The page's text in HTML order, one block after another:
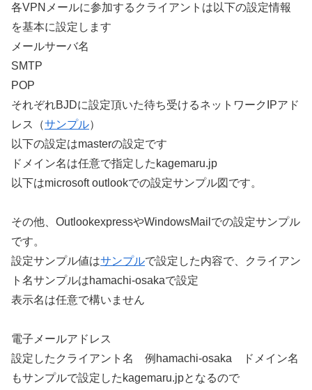
各VPNメールに参加するクライアントは以下の設定情報
を基本に設定します
メールサーバ名
SMTP
POP
それぞれBJDに設定頂いた待ち受けるネットワークIPアド
レス（サンプル）
以下の設定はmasterの設定です
ドメイン名は任意で指定したkagemaru.jp
以下はmicrosoft outlookでの設定サンプル図です。
その他、OutlookexpressやWindowsMailでの設定サンプル
です。
設定サンプル値はサンプルで設定した内容で、クライアン
ト名サンプルはhamachi-osakaで設定
表示名は任意で構いません
電子メールアドレス
設定したクライアント名 例hamachi-osaka ドメイン名
もサンプルで設定したkagemaru.jpとなるので